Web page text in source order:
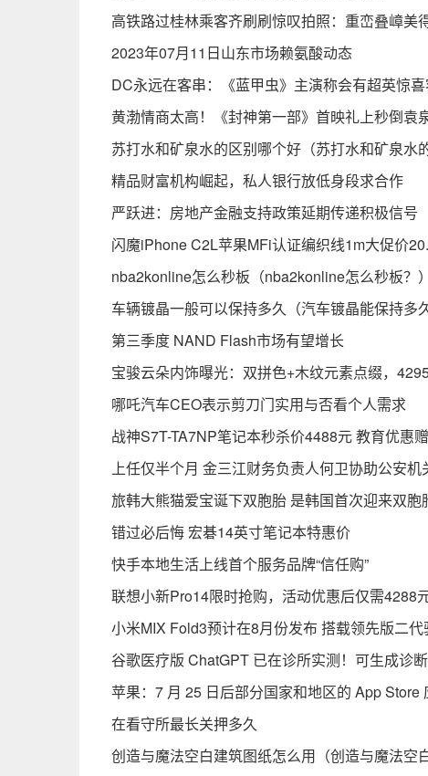
高铁路过桂林乘客齐刷刷惊叹拍照：重峦叠嶂美
2023年07月11日山东市场赖氨酸动态
DC永远在客串：《蓝甲虫》主演称会有超英惊
黄渤情商太高！《封神第一部》首映礼上秒倒袁
苏打水和矿泉水的区别哪个好（苏打水和矿泉水
精品财富机构崛起，私人银行放低身段求合作
严跃进：房地产金融支持政策延期传递积极信号
闪魔iPhone C2L苹果MFi认证编织线1m大促价
nba2konline怎么秒板（nba2konline怎么秒板？）
车辆镀晶一般可以保持多久（汽车镀晶能保持多久
第三季度 NAND Flash市场有望增长
宝骏云朵内饰曝光：双拼色+木纹元素点缀，
哪吒汽车CEO表示剪刀门实用与否看个人需求
战神S7T-TA7NP笔记本秒杀价4488元 教育优惠
上任仅半个月 金三江财务负责人何卫协助公安机
旅韩大熊猫爱宝诞下双胞胎 是韩国首次迎来双胞
错过必后悔 宏碁14英寸笔记本特惠价
快手本地生活上线首个服务品牌“信任购”
联想小新Pro14限时抢购，活动优惠后仅需4288
小米MIX Fold3预计在8月份发布 搭载领先版二代
谷歌医疗版 ChatGPT 已在诊所实测！可生成诊
苹果：7 月 25 日后部分国家和地区的 App Store
在看守所最长关押多久
创造与魔法空白建筑图纸怎么用（创造与魔法空